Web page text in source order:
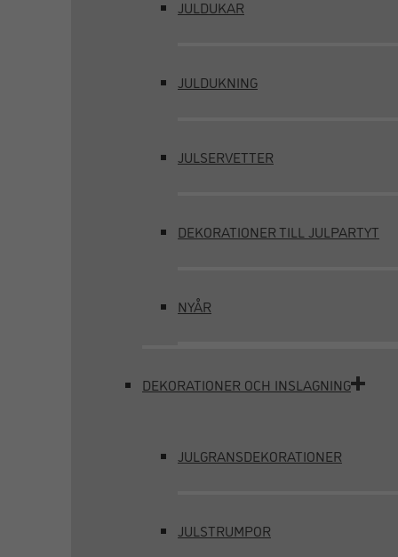
JULDUKAR
JULDUKNING
JULSERVETTER
DEKORATIONER TILL JULPARTYT
NYÅR
DEKORATIONER OCH INSLAGNING
JULGRANSDEKORATIONER
JULSTRUMPOR